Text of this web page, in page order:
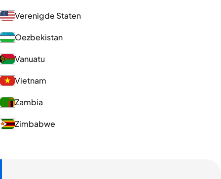
Verenigde Staten
Oezbekistan
Vanuatu
Vietnam
Zambia
Zimbabwe